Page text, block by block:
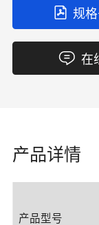
规
在
产品详情
产品型号